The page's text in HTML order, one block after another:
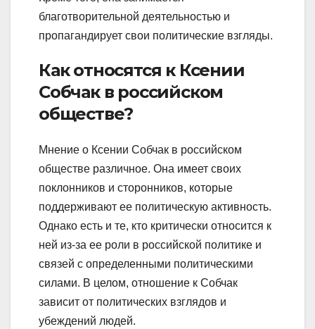
благотворительной деятельностью и
пропагандирует свои политические взгляды.
Как относятся к Ксении
Собчак в российском
обществе?
Мнение о Ксении Собчак в российском
обществе различное. Она имеет своих
поклонников и сторонников, которые
поддерживают ее политическую активность.
Однако есть и те, кто критически относится к
ней из-за ее роли в российской политике и
связей с определенными политическими
силами. В целом, отношение к Собчак
зависит от политических взглядов и
убеждений людей.